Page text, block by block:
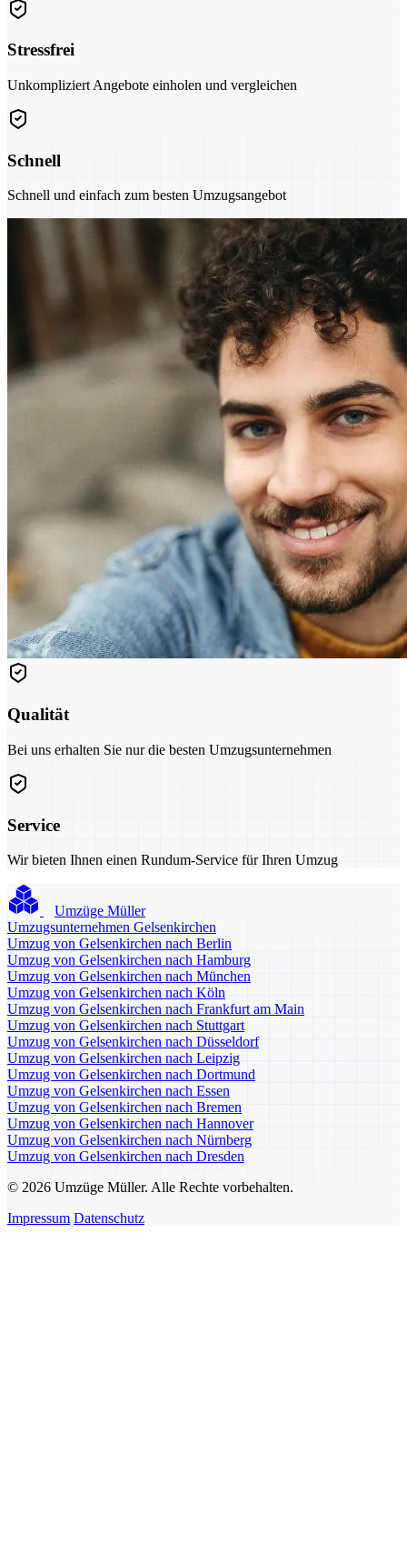
Stressfrei
Unkompliziert Angebote einholen und vergleichen
Schnell
Schnell und einfach zum besten Umzugsangebot
Qualität
Bei uns erhalten Sie nur die besten Umzugsunternehmen
Service
Wir bieten Ihnen einen Rundum-Service für Ihren Umzug
Umzüge Müller
Umzugsunternehmen Gelsenkirchen
Umzug von Gelsenkirchen nach Berlin
Umzug von Gelsenkirchen nach Hamburg
Umzug von Gelsenkirchen nach München
Umzug von Gelsenkirchen nach Köln
Umzug von Gelsenkirchen nach Frankfurt am Main
Umzug von Gelsenkirchen nach Stuttgart
Umzug von Gelsenkirchen nach Düsseldorf
Umzug von Gelsenkirchen nach Leipzig
Umzug von Gelsenkirchen nach Dortmund
Umzug von Gelsenkirchen nach Essen
Umzug von Gelsenkirchen nach Bremen
Umzug von Gelsenkirchen nach Hannover
Umzug von Gelsenkirchen nach Nürnberg
Umzug von Gelsenkirchen nach Dresden
© 2026 Umzüge Müller. Alle Rechte vorbehalten.
Impressum Datenschutz